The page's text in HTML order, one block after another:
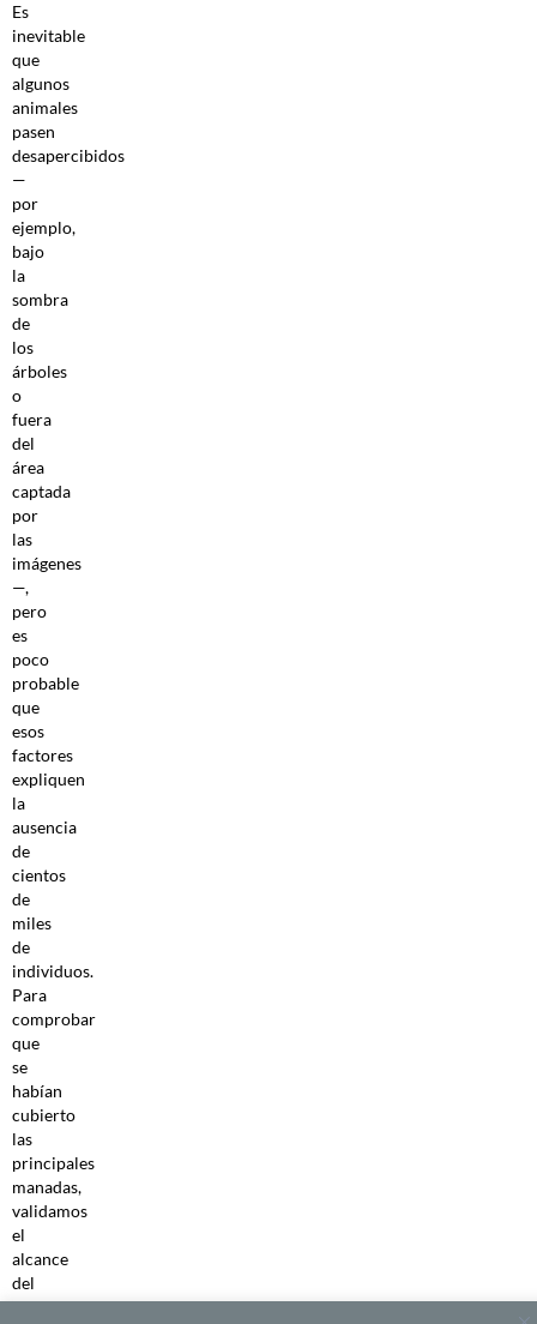
Es
inevitable
que
algunos
animales
pasen
desapercibidos
—
por
ejemplo,
bajo
la
sombra
de
los
árboles
o
fuera
del
área
captada
por
las
imágenes
—,
pero
es
poco
probable
que
esos
factores
expliquen
la
ausencia
de
cientos
de
miles
de
individuos.
Para
comprobar
que
se
habían
cubierto
las
principales
manadas,
validamos
el
alcance
del
estudio